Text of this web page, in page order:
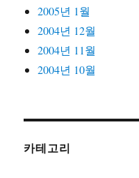
2005년 1월
2004년 12월
2004년 11월
2004년 10월
카테고리